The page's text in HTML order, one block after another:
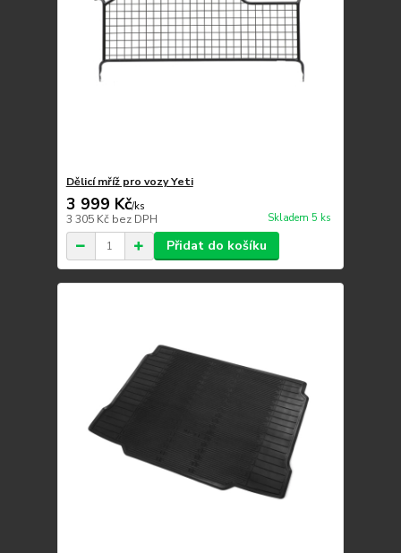
Dělicí mříž pro vozy Yeti
3 999 Kč/ks
3 305 Kč bez DPH Skladem 5 ks
Přidat do košíku